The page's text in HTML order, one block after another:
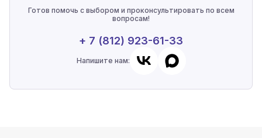
Готов помочь с выбором и проконсультировать по всем
вопросам!
+ 7 (812) 923-61-33
Напишите нам: